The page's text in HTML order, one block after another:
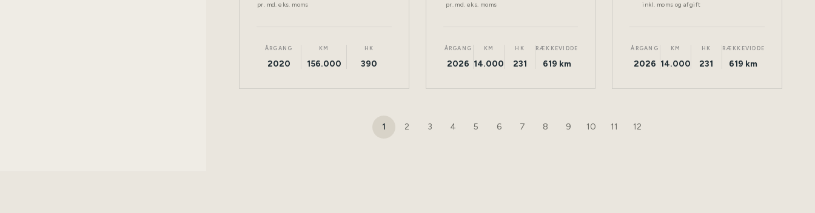
pr. md. eks. moms
ÅRGANG
2020
KM
156.000
HK
390
pr. md. eks. moms
ÅRGANG
2026
KM
14.000
HK
231
RÆKKEVIDDE
619 km
inkl. moms og afgift
ÅRGANG
2026
KM
14.000
HK
231
RÆKKEVIDDE
619 km
1 2 3 4 5 6 7 8 9 10 11 12